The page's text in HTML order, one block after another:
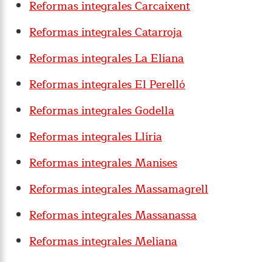
Reformas integrales Carcaixent
Reformas integrales Catarroja
Reformas integrales La Eliana
Reformas integrales El Perelló
Reformas integrales Godella
Reformas integrales Llíria
Reformas integrales Manises
Reformas integrales Massamagrell
Reformas integrales Massanassa
Reformas integrales Meliana